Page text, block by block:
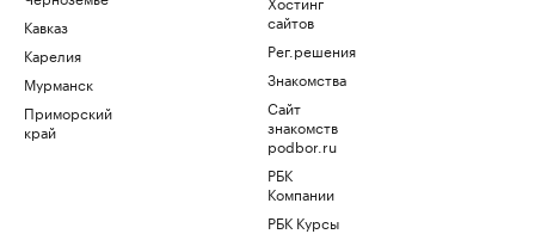
Кавказ
Карелия
Мурманск
Приморский
край
сайтов
Рег.решения
Знакомства
Сайт
знакомств
podbor.ru
РБК
Компании
РБК Курсы